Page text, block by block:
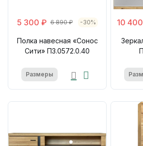
5 300 ₽ 6 890 ₽ -30%
Полка навесная «Сонос
Сити» П3.0572.0.40
Размеры
10